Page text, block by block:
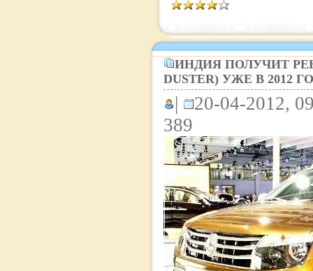
ИНДИЯ ПОЛУЧИТ
DUSTER) УЖЕ В 2012
|
20-04-2012,
389